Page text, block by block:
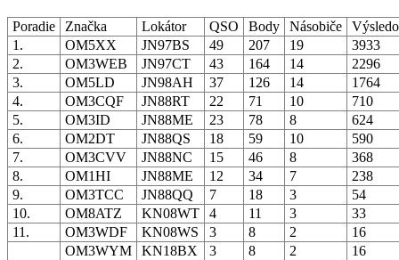
Poradie Značka Lokátor QSO Body Násobiče
1.
OM5XX JN97BS 49 207 19
3933
2.
OM3WEB JN97CT 43 164 14
2296
3.
OM5LD JN98AH 37 126 14
1764
4.
OM3CQF JN88RT 22 71 10
710
5.
OM3ID JN88ME 23 78 8
624
6.
OM2DT JN88QS 18 59 10
590
7.
OM3CVV JN88NC 15 46 8
368
8.
OM1HI JN88ME 12 34 7
238
9.
OM3TCC JN88QQ 7 18 3
54
10.
OM8ATZ KN08WT 4 11 3
33
11.
OM3WDF KN08WS 3 8 2
16
OM3WYM
KN18BX 3 8 2
16